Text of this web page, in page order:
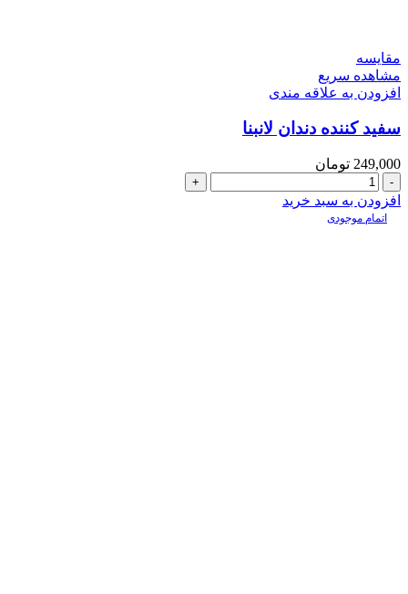
مقایسه
مشاهده سریع
افزودن به علاقه مندی
سفید کننده دندان لانبنا
249,000 تومان
سفید
کننده
دندان
افزودن به سبد خرید
اتمام موجودی